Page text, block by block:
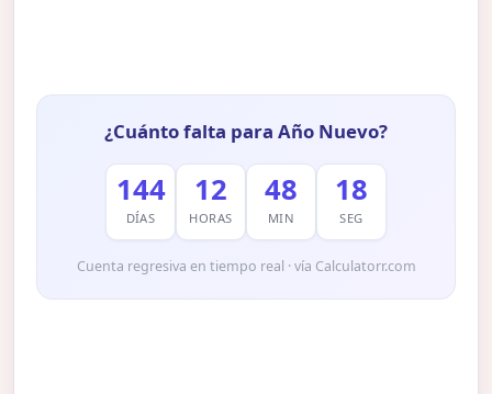
¿Cuánto falta para Año Nuevo?
144
DÍAS
12
HORAS
48
MIN
17
SEG
Cuenta regresiva en tiempo real · vía Calculatorr.com